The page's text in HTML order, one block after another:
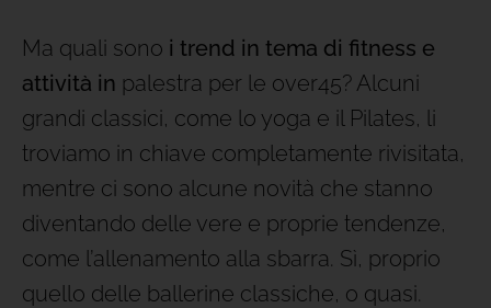
Ma quali sono i trend in tema di fitness e
attività in palestra per le over45? Alcuni
grandi classici, come lo yoga e il Pilates, li
troviamo in chiave completamente rivisitata,
mentre ci sono alcune novità che stanno
diventando delle vere e proprie tendenze,
come l’allenamento alla sbarra. Sì, proprio
quello delle ballerine classiche, o quasi.